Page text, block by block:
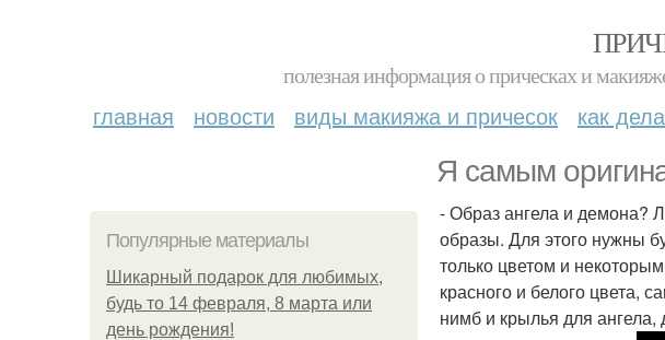
полезная информация о прическах и
главная новости виды макияжа и причесок как
Я самым
Популярные материалы
Шикарный подарок для любимых,
будь то 14 февраля, 8 марта или
день рождения!
- Образ ангела и демона?
образы. Для этого нужны
только цветом и
красного и белого цвета,
нимб и крылья для ангела,